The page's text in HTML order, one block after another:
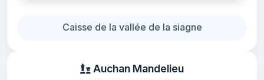
Caisse de la vallée de la siagne
Auchan Mandelieu